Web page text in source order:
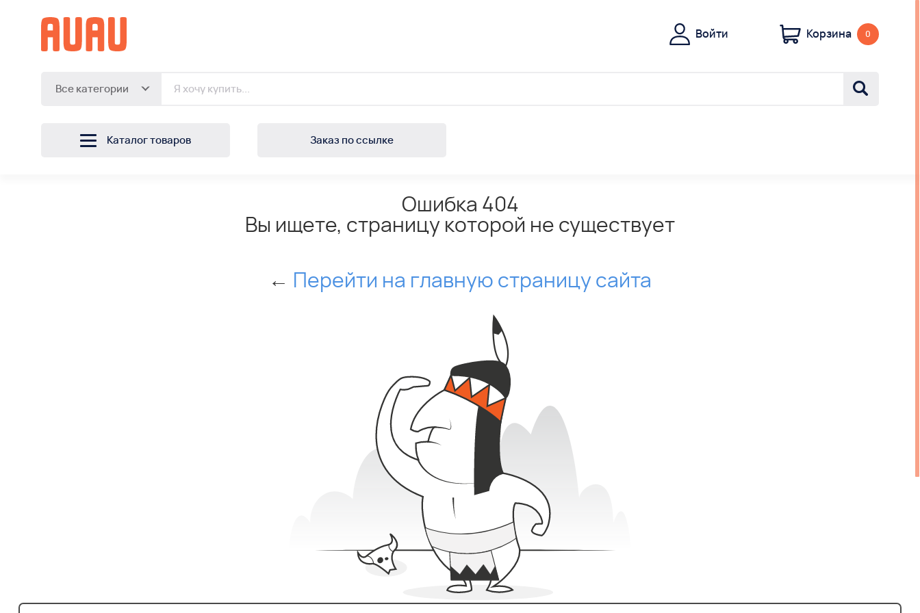
Войти Корзина 0
Все категории
Каталог товаров Заказ по ссылке
Ошибка 404
Вы ищете, страницу которой не существует
← Перейти на главную страницу сайта